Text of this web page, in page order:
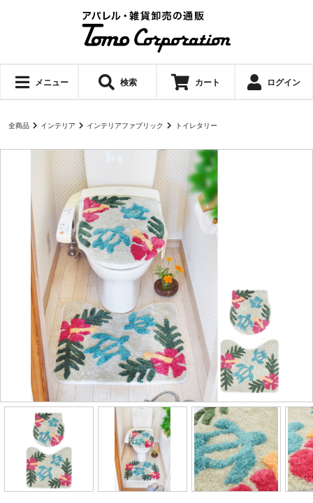
メニュー 検索 カート ログイン
全商品 インテリア インテリアファブリック トイレタリー